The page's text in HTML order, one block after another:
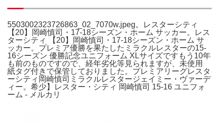
5503002323726863_02_7070w.jpeg。レスターシティ
【20】岡崎慎司・17-18シーズン・ホーム サッカー。レス
ターシティ 【20】岡崎慎司・17-18シーズン・ホーム サ
ッカー。プレミア優勝を果たしたミラクルレスターの15-
16シーズン 優勝記念ユニフォーム XLサイズですもう10年
も前のものですので、経年劣化等見られますが、未使用
紙タグ付きで保管しておりました。プレミアリーグレスタ
ーシティ岡崎慎司ミラクルレスタージェイミー・ヴァーデ
ィー。希少】レスター・シティ 岡崎慎司 15-16 ユニフォ
ーム - メルカリ